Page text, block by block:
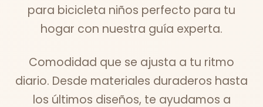
para bicicleta niños perfecto para tu
hogar con nuestra guía experta.
Comodidad que se ajusta a tu ritmo
diario. Desde materiales duraderos hasta
los últimos diseños, te ayudamos a